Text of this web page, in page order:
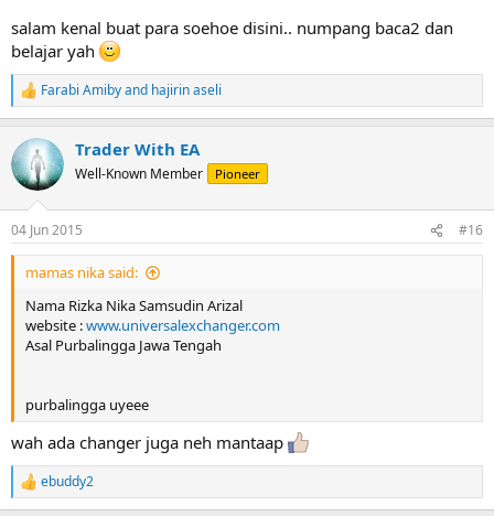
salam kenal buat para soehoe disini.. numpang baca2 dan
belajar yah
R
e
c
t
i
s
:
Farabi Amibyand hajirin aseli
Trader With EA
Well-Known Member Pioneer
04 Jun 2015 #16
mamas nika said:
Nama Rizka Nika Samsudin Arizal
website :www.universalexchanger.com
Asal Purbalingga Jawa Tengah
purbalingga uyeee
wah ada changer juga neh mantaap
R
e
ebuddy2